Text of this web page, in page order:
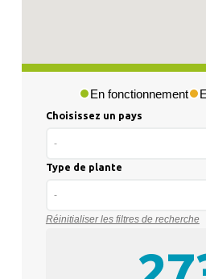
En fonctionnement
Choisissez un pays
-
Type de plante
-
Réinitialiser les filtres de recherche